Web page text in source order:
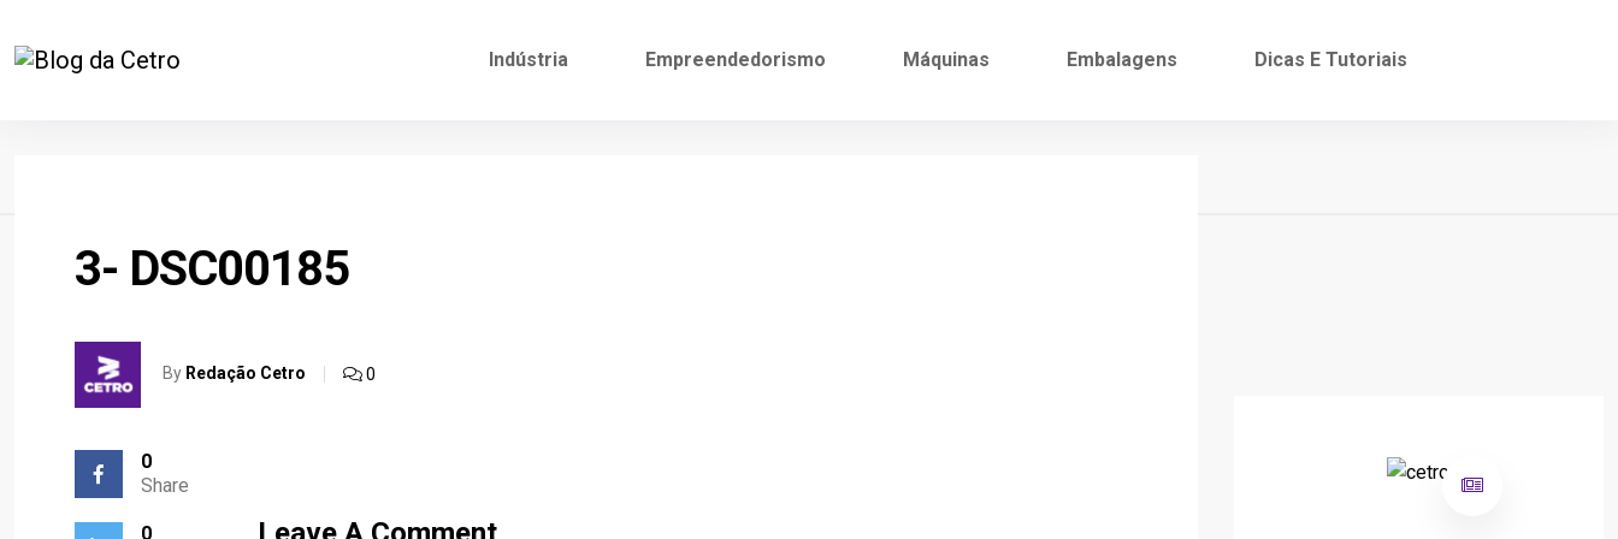
Indústria Empreendedorismo Máquinas Embalagens Dicas E Tutoriais
3- DSC00185
By Redação Cetro 0
0
Share
0